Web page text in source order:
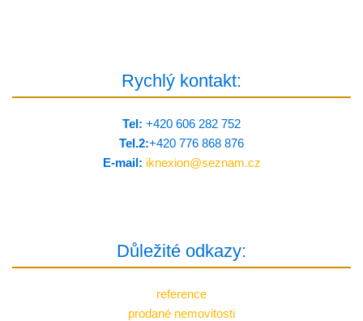
Rychlý kontakt:
Tel: +420 606 282 752
Tel.2:+420 776 8­68 876
E-mail: iknexion@seznam.cz
Důležité odkazy:
reference
prodané nemovitosti